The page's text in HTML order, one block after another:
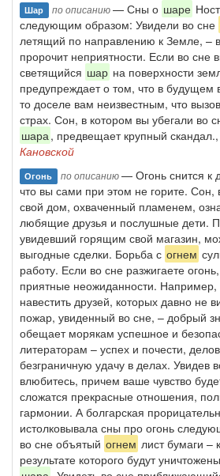
Шар по описанию— Сны о шаре
следующим образом: Увидели во сне
летящий по направлению к Земле, –
пророчит неприятности. Если во сне
светящийся шар на поверхности
предупреждает о том, что в будущем
то доселе вам неизвестным, что
страх. Сон, в котором вы убегали во
шара, предвещает крупный скандал.,
Кановской
Огонь по описанию— Огонь снится к
что вы сами при этом не горите. Сон,
свой дом, охваченный пламенем,
любящие друзья и послушные дети.
увидевший горящим свой магазин,
выгодные сделки. Борьба с огнем
работу. Если во сне разжигаете
приятные неожиданности.
навестить друзей, которых давно не
пожар, увиденный во сне, – добрый
обещает морякам успешное и
литераторам – успех и почести,
безграничную удачу в делах. Увидев
влюбитесь, причем ваше чувство
сложатся прекрасные отношения,
гармонии. А болгарская
истолковывала сны про огонь
во сне объятый огнем лист бумаги –
результате которого будут